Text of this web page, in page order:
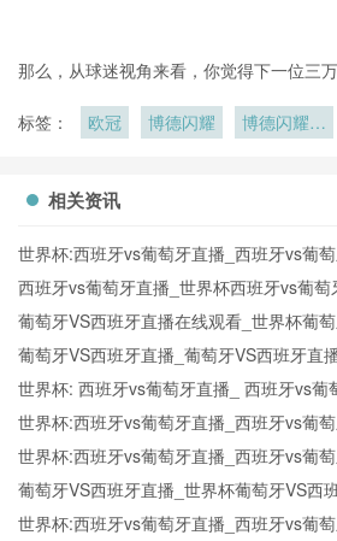
那么，从球迷视角来看，你觉得下一位三
标签： 欧冠 博德闪耀
博德闪耀的
相关资讯
世界杯:西班牙vs葡萄牙直播_西班牙vs葡
今日西班牙vs葡萄牙直播在线观看高清视
西班牙vs葡萄牙直播_世界杯西班牙vs葡
班牙vs葡萄牙预测分析直播
葡萄牙VS西班牙直播在线观看_世界杯葡
VS西班牙比赛观看直达入口
葡萄牙VS西班牙直播_葡萄牙VS西班牙直
班牙实时全场直播入口
世界杯: 西班牙vs葡萄牙直播_ 西班牙vs葡
葡萄牙CCTV5直播入口-24直播网
世界杯:西班牙vs葡萄牙直播_西班牙vs葡
今日西班牙vs葡萄牙直播在线观看高清视
世界杯:西班牙vs葡萄牙直播_西班牙vs葡
今日西班牙vs葡萄牙直播在线观看高清视
葡萄牙VS西班牙直播_世界杯葡萄牙VS西
牙在线高清直播
世界杯:西班牙vs葡萄牙直播_西班牙vs葡